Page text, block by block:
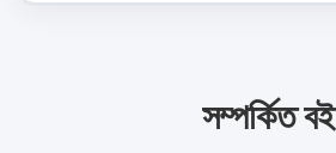
সম্পর্কিত বই